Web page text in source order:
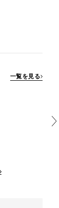
一覧を見る